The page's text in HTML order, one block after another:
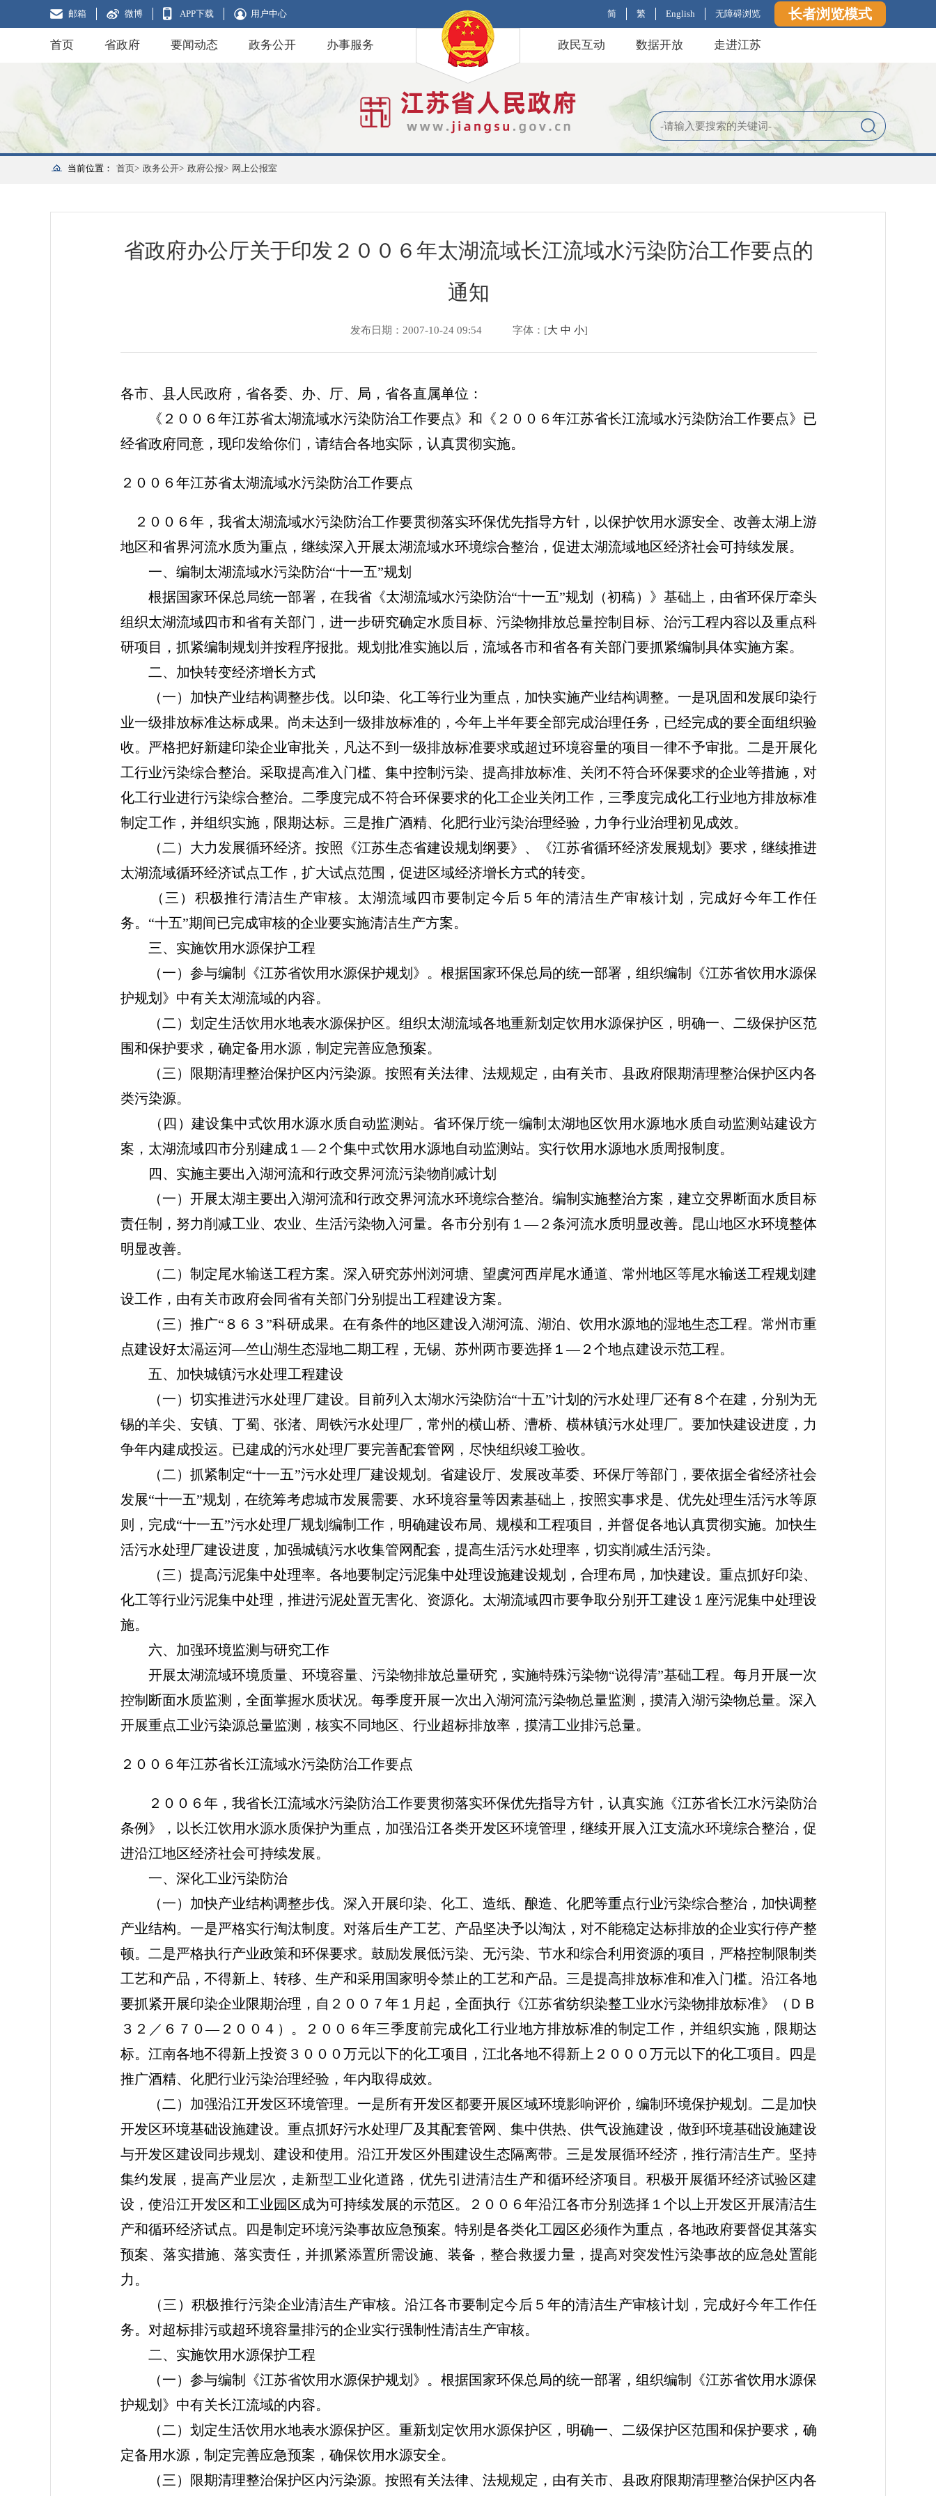
邮箱 微博 APP下载 用户中心 简 繁 English 无障碍浏览 长者浏览模式
首页 省政府 要闻动态 政务公开 办事服务 政民互动 数据开放 走进江苏
当前位置： 首页> 政务公开> 政府公报> 网上公报室
省政府办公厅关于印发２００６年太湖流域长江流域水污染防治工作要点的
通知
发布日期：2007-10-24 09:54 字体：[大 中 小]
各市、县人民政府，省各委、办、厅、局，省各直属单位：
《２００６年江苏省太湖流域水污染防治工作要点》和《２００６年江苏省长江流域水污染防治工作要点》已
经省政府同意，现印发给你们，请结合各地实际，认真贯彻实施。
２００６年江苏省太湖流域水污染防治工作要点
２００６年，我省太湖流域水污染防治工作要贯彻落实环保优先指导方针，以保护饮用水源安全、改善太湖上游
地区和省界河流水质为重点，继续深入开展太湖流域水环境综合整治，促进太湖流域地区经济社会可持续发展。
一、编制太湖流域水污染防治“十一五”规划
根据国家环保总局统一部署，在我省《太湖流域水污染防治“十一五”规划（初稿）》基础上，由省环保厅牵头
组织太湖流域四市和省有关部门，进一步研究确定水质目标、污染物排放总量控制目标、治污工程内容以及重点科
研项目，抓紧编制规划并按程序报批。规划批准实施以后，流域各市和省各有关部门要抓紧编制具体实施方案。
二、加快转变经济增长方式
（一）加快产业结构调整步伐。以印染、化工等行业为重点，加快实施产业结构调整。一是巩固和发展印染行
业一级排放标准达标成果。尚未达到一级排放标准的，今年上半年要全部完成治理任务，已经完成的要全面组织验
收。严格把好新建印染企业审批关，凡达不到一级排放标准要求或超过环境容量的项目一律不予审批。二是开展化
工行业污染综合整治。采取提高准入门槛、集中控制污染、提高排放标准、关闭不符合环保要求的企业等措施，对
化工行业进行污染综合整治。二季度完成不符合环保要求的化工企业关闭工作，三季度完成化工行业地方排放标准
制定工作，并组织实施，限期达标。三是推广酒精、化肥行业污染治理经验，力争行业治理初见成效。
（二）大力发展循环经济。按照《江苏生态省建设规划纲要》、《江苏省循环经济发展规划》要求，继续推进
太湖流域循环经济试点工作，扩大试点范围，促进区域经济增长方式的转变。
（三）积极推行清洁生产审核。太湖流域四市要制定今后５年的清洁生产审核计划，完成好今年工作任
务。“十五”期间已完成审核的企业要实施清洁生产方案。
三、实施饮用水源保护工程
（一）参与编制《江苏省饮用水源保护规划》。根据国家环保总局的统一部署，组织编制《江苏省饮用水源保
护规划》中有关太湖流域的内容。
（二）划定生活饮用水地表水源保护区。组织太湖流域各地重新划定饮用水源保护区，明确一、二级保护区范
围和保护要求，确定备用水源，制定完善应急预案。
（三）限期清理整治保护区内污染源。按照有关法律、法规规定，由有关市、县政府限期清理整治保护区内各
类污染源。
（四）建设集中式饮用水源水质自动监测站。省环保厅统一编制太湖地区饮用水源地水质自动监测站建设方
案，太湖流域四市分别建成１—２个集中式饮用水源地自动监测站。实行饮用水源地水质周报制度。
四、实施主要出入湖河流和行政交界河流污染物削减计划
（一）开展太湖主要出入湖河流和行政交界河流水环境综合整治。编制实施整治方案，建立交界断面水质目标
责任制，努力削减工业、农业、生活污染物入河量。各市分别有１—２条河流水质明显改善。昆山地区水环境整体
明显改善。
（二）制定尾水输送工程方案。深入研究苏州浏河塘、望虞河西岸尾水通道、常州地区等尾水输送工程规划建
设工作，由有关市政府会同省有关部门分别提出工程建设方案。
（三）推广“８６３”科研成果。在有条件的地区建设入湖河流、湖泊、饮用水源地的湿地生态工程。常州市重
点建设好太滆运河—竺山湖生态湿地二期工程，无锡、苏州两市要选择１—２个地点建设示范工程。
五、加快城镇污水处理工程建设
（一）切实推进污水处理厂建设。目前列入太湖水污染防治“十五”计划的污水处理厂还有８个在建，分别为无
锡的羊尖、安镇、丁蜀、张渚、周铁污水处理厂，常州的横山桥、漕桥、横林镇污水处理厂。要加快建设进度，力
争年内建成投运。已建成的污水处理厂要完善配套管网，尽快组织竣工验收。
（二）抓紧制定“十一五”污水处理厂建设规划。省建设厅、发展改革委、环保厅等部门，要依据全省经济社会
发展“十一五”规划，在统筹考虑城市发展需要、水环境容量等因素基础上，按照实事求是、优先处理生活污水等原
则，完成“十一五”污水处理厂规划编制工作，明确建设布局、规模和工程项目，并督促各地认真贯彻实施。加快生
活污水处理厂建设进度，加强城镇污水收集管网配套，提高生活污水处理率，切实削减生活污染。
（三）提高污泥集中处理率。各地要制定污泥集中处理设施建设规划，合理布局，加快建设。重点抓好印染、
化工等行业污泥集中处理，推进污泥处置无害化、资源化。太湖流域四市要争取分别开工建设１座污泥集中处理设
施。
六、加强环境监测与研究工作
开展太湖流域环境质量、环境容量、污染物排放总量研究，实施特殊污染物“说得清”基础工程。每月开展一次
控制断面水质监测，全面掌握水质状况。每季度开展一次出入湖河流污染物总量监测，摸清入湖污染物总量。深入
开展重点工业污染源总量监测，核实不同地区、行业超标排放率，摸清工业排污总量。
２００６年江苏省长江流域水污染防治工作要点
２００６年，我省长江流域水污染防治工作要贯彻落实环保优先指导方针，认真实施《江苏省长江水污染防治
条例》，以长江饮用水源水质保护为重点，加强沿江各类开发区环境管理，继续开展入江支流水环境综合整治，促
进沿江地区经济社会可持续发展。
一、深化工业污染防治
（一）加快产业结构调整步伐。深入开展印染、化工、造纸、酿造、化肥等重点行业污染综合整治，加快调整
产业结构。一是严格实行淘汰制度。对落后生产工艺、产品坚决予以淘汰，对不能稳定达标排放的企业实行停产整
顿。二是严格执行产业政策和环保要求。鼓励发展低污染、无污染、节水和综合利用资源的项目，严格控制限制类
工艺和产品，不得新上、转移、生产和采用国家明令禁止的工艺和产品。三是提高排放标准和准入门槛。沿江各地
要抓紧开展印染企业限期治理，自２００７年１月起，全面执行《江苏省纺织染整工业水污染物排放标准》（ＤＢ
３２／６７０—２００４）。２００６年三季度前完成化工行业地方排放标准的制定工作，并组织实施，限期达
标。江南各地不得新上投资３０００万元以下的化工项目，江北各地不得新上２０００万元以下的化工项目。四是
推广酒精、化肥行业污染治理经验，年内取得成效。
（二）加强沿江开发区环境管理。一是所有开发区都要开展区域环境影响评价，编制环境保护规划。二是加快
开发区环境基础设施建设。重点抓好污水处理厂及其配套管网、集中供热、供气设施建设，做到环境基础设施建设
与开发区建设同步规划、建设和使用。沿江开发区外围建设生态隔离带。三是发展循环经济，推行清洁生产。坚持
集约发展，提高产业层次，走新型工业化道路，优先引进清洁生产和循环经济项目。积极开展循环经济试验区建
设，使沿江开发区和工业园区成为可持续发展的示范区。２００６年沿江各市分别选择１个以上开发区开展清洁生
产和循环经济试点。四是制定环境污染事故应急预案。特别是各类化工园区必须作为重点，各地政府要督促其落实
预案、落实措施、落实责任，并抓紧添置所需设施、装备，整合救援力量，提高对突发性污染事故的应急处置能
力。
（三）积极推行污染企业清洁生产审核。沿江各市要制定今后５年的清洁生产审核计划，完成好今年工作任
务。对超标排污或超环境容量排污的企业实行强制性清洁生产审核。
二、实施饮用水源保护工程
（一）参与编制《江苏省饮用水源保护规划》。根据国家环保总局的统一部署，组织编制《江苏省饮用水源保
护规划》中有关长江流域的内容。
（二）划定生活饮用水地表水源保护区。重新划定饮用水源保护区，明确一、二级保护区范围和保护要求，确
定备用水源，制定完善应急预案，确保饮用水源安全。
（三）限期清理整治保护区内污染源。按照有关法律、法规规定，由有关市、县政府限期清理整治保护区内各